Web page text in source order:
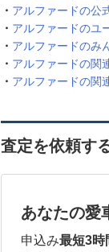
アルファードの公
アルファードのユ
アルファードのみ
アルファードの関
アルファードの関
査定を依頼す
あなたの愛
申込み最短3時